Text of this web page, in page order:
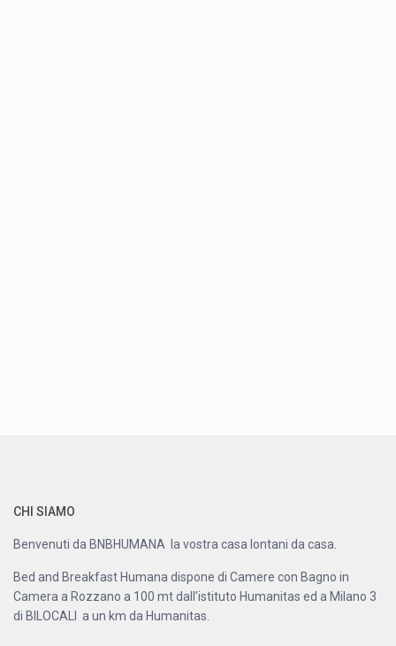
CHI SIAMO
Benvenuti da BNBHUMANA la vostra casa lontani da casa.
Bed and Breakfast Humana dispone di Camere con Bagno in
Camera a Rozzano a 100 mt dall’istituto Humanitas ed a Milano 3
di BILOCALI a un km da Humanitas.